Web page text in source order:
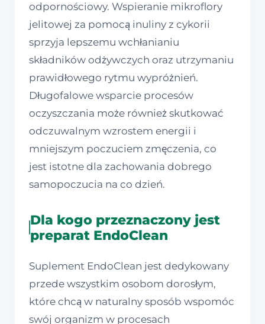
odpornościowy. Wspieranie mikroflory
jelitowej za pomocą inuliny z cykorii
sprzyja lepszemu wchłanianiu
składników odżywczych oraz utrzymaniu
prawidłowego rytmu wypróżnień.
Długofalowe wsparcie procesów
oczyszczania może również skutkować
odczuwalnym wzrostem energii i
mniejszym poczuciem zmęczenia, co
jest istotne dla zachowania dobrego
samopoczucia na co dzień.
Dla kogo przeznaczony jest
preparat EndoClean
Suplement EndoClean jest dedykowany
przede wszystkim osobom dorosłym,
które chcą w naturalny sposób wspomóc
swój organizm w procesach